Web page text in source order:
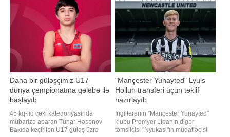
Daha bir güləşçimiz U17
dünya çempionatına qələbə ilə
başlayıb
45 kq-lıq çəki kateqoriyasında
mübarizə aparan Tunar Həsənov
Bakıda keçirilən U17 güləş üzrə
"Mançester Yunayted" Lyuis
Hollun transferi üçün təklif
hazırlayıb
İngiltərənin "Mançester Yunayted"
klubu Premyer Liqanın digər
təmsilçisi "Nyukasl"ın müdafiəçisi